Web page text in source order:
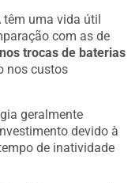
uma vida útil
com as de
trocas de baterias
nos custos
geralmente
devido à
de inatividade